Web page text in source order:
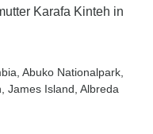
Karafa Kinteh in
, Abuko Nationalpark
, James Island , Albreda